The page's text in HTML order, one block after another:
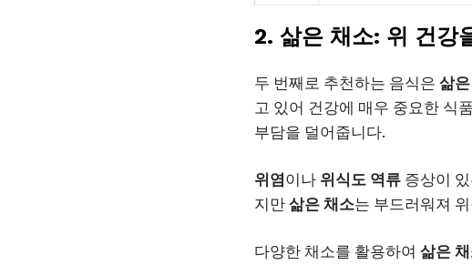
2. 삶은 채소: 위 건강
두 번째로 추천하는 음식은 삶
고 있어 건강에 매우 중요한 식
부담을 덜어줍니다.
위염이나 위식도 역류 증상이
지만삶은 채소는 부드러워져
다양한 채소를 활용하여 삶은